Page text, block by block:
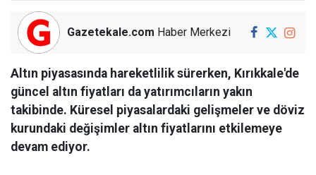
Gazetekale.com Haber Merkezi
Altın piyasasında hareketlilik sürerken, Kırıkkale'de
güncel altın fiyatları da yatırımcıların yakın
takibinde. Küresel piyasalardaki gelişmeler ve döviz
kurundaki değişimler altın fiyatlarını etkilemeye
devam ediyor.